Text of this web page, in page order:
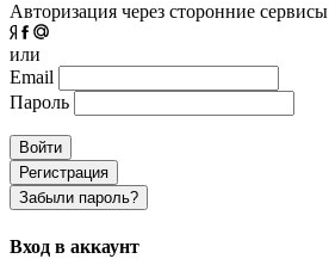
Авторизация через сторонние сервисы
или
Email
Пароль
Войти
Регистрация
Забыли пароль?
Вход в аккаунт